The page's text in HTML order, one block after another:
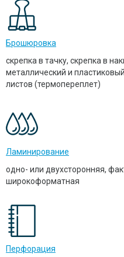
Брошюровка
скрепка в тачку, скрепка в
металлический и
листов (термопереплет)
Ламинирование
одно- или двухсторонняя,
широкоформатная
Перфорация